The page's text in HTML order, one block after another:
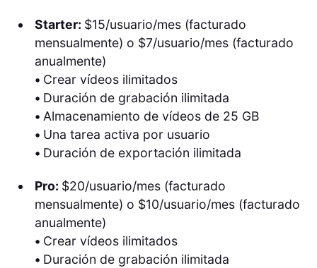
Starter: $15/usuario/mes (facturado
mensualmente) o $7/usuario/mes (facturado
anualmente)
• Crear vídeos ilimitados
• Duración de grabación ilimitada
• Almacenamiento de vídeos de 25 GB
• Una tarea activa por usuario
• Duración de exportación ilimitada
Pro: $20/usuario/mes (facturado
mensualmente) o $10/usuario/mes (facturado
anualmente)
• Crear vídeos ilimitados
• Duración de grabación ilimitada